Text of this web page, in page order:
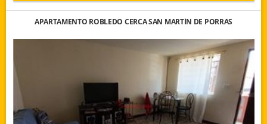
APARTAMENTO ROBLEDO CERCA SAN MARTÍN DE PORRAS